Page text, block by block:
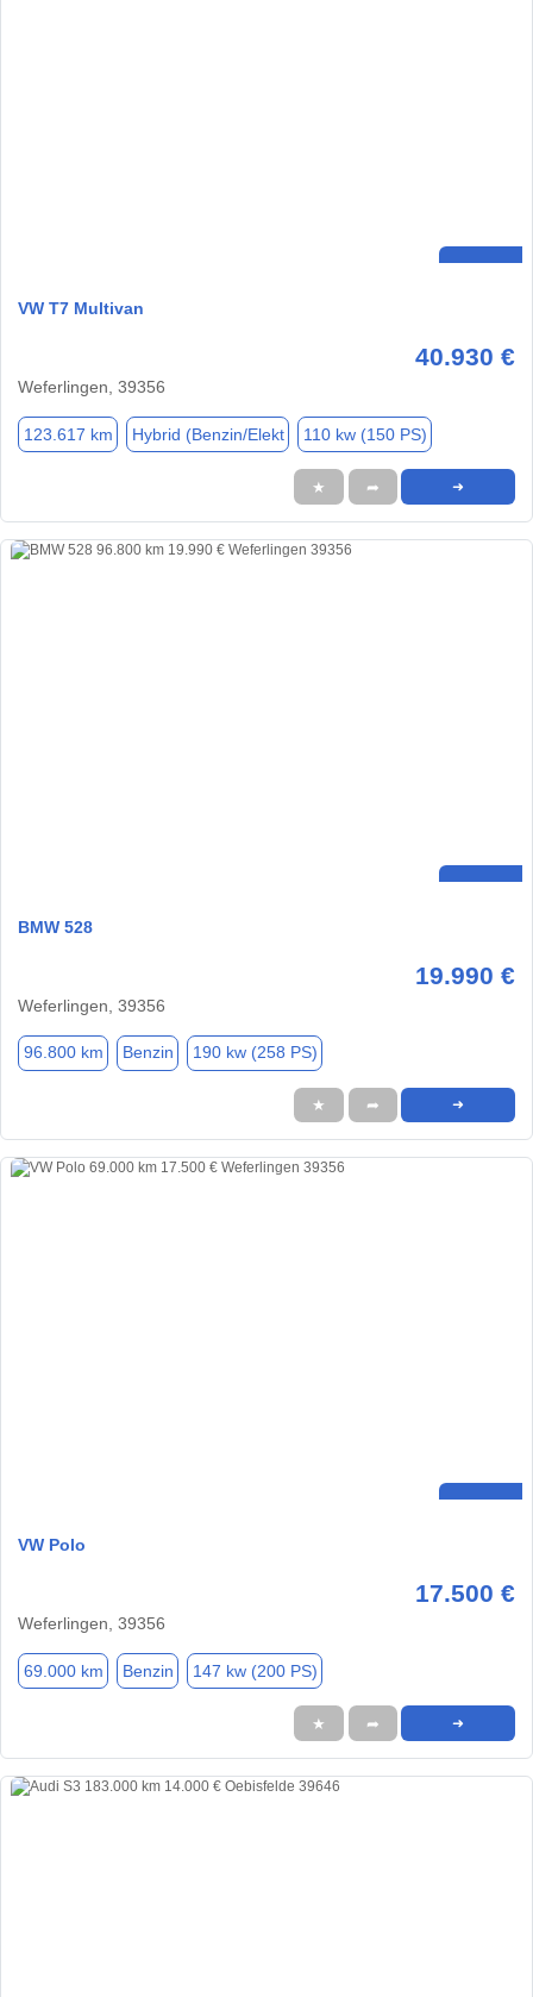
VW T7 Multivan
40.930 €
Weferlingen, 39356
123.617 km Hybrid (Benzin/Elekt 110 kw (150 PS)
★ ➦ ➜
BMW 528
19.990 €
Weferlingen, 39356
96.800 km Benzin 190 kw (258 PS)
★ ➦ ➜
VW Polo
17.500 €
Weferlingen, 39356
69.000 km Benzin 147 kw (200 PS)
★ ➦ ➜